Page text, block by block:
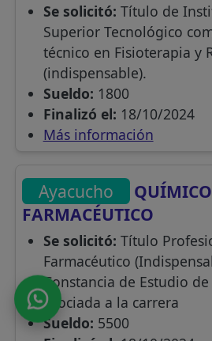
Se solicitó: Título de
Superior Tecnológico
técnico en Fisioterapia y
(indispensable).
Sueldo: 1800
Finalizó el: 18/10/2024
Más información
Ayacucho
QUÍMICO
FARMACÉUTICO
Se solicitó: Título
Farmacéutico
Constancia de Estudio de
asociada a la carrera
Sueldo: 5500